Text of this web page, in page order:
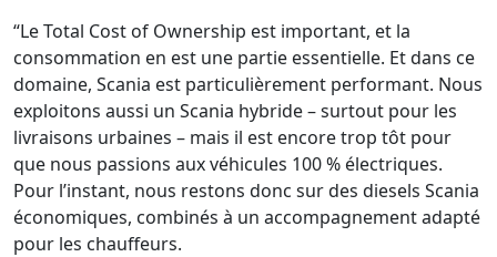
“Le Total Cost of Ownership est important, et la
consommation en est une partie essentielle. Et dans ce
domaine, Scania est particulièrement performant. Nous
exploitons aussi un Scania hybride – surtout pour les
livraisons urbaines – mais il est encore trop tôt pour
que nous passions aux véhicules 100 % électriques.
Pour l’instant, nous restons donc sur des diesels Scania
économiques, combinés à un accompagnement adapté
pour les chauffeurs.